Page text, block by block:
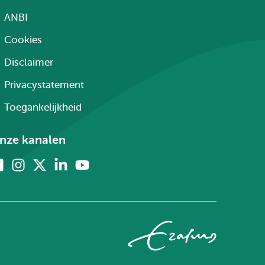
ANBI
Cookies
Disclaimer
Privacystatement
Toegankelijkheid
kanalen
FacebookInstagram LinkedinYoutube